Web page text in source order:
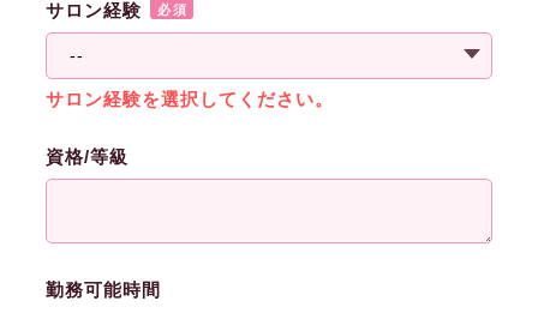
サロン経験 必須
サロン経験を選択してください。
資格/等級
勤務可能時間